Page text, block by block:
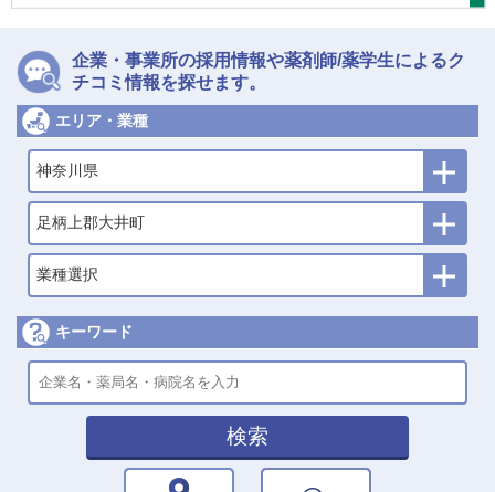
企業・事業所の採用情報や薬剤師/薬学生によるク
チコミ情報を探せます。
エリア・業種
神奈川県
足柄上郡大井町
業種選択
キーワード
検索